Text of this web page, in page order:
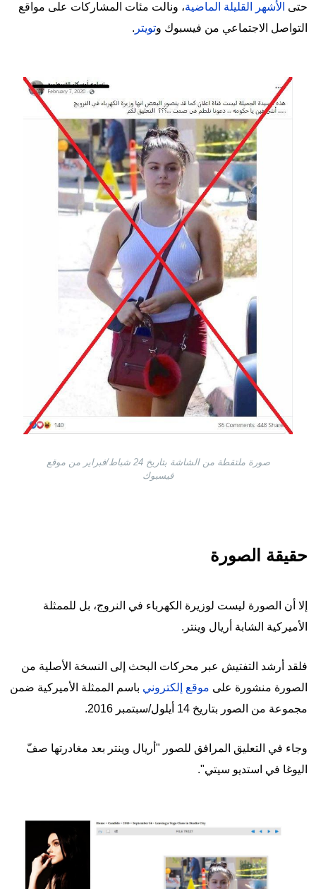
حتى الأشهر القليلة الماضية، ونالت مئات المشاركات على مواقع
التواصل الاجتماعي من فيسبوك وتويتر .
Image
صورة ملتقطة من الشاشة بتاريخ 24 شباط/فبراير من موقع
فيسبوك
حقيقة الصورة
إلا أن الصورة ليست لوزيرة الكهرباء في النروج، بل للممثلة
الأميركية الشابة أريال وينتر.
فلقد أرشد التفتيش عبر محركات البحث إلى النسخة الأصلية من
الصورة منشورة على موقع إلكتروني باسم الممثلة الأميركية ضمن
مجموعة من الصور بتاريخ 14 أيلول/سبتمبر 2016.
وجاء في التعليق المرافق للصور "أريال وينتر بعد مغادرتها صفّ
اليوغا في استديو سيتي".
Image